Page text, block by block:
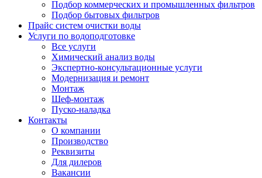
Подбор коммерческих и промышленных фильтров
Подбор бытовых фильтров
Прайс систем очистки воды
Услуги по водоподготовке
Все услуги
Химический анализ воды
Экспертно-консультационные услуги
Модернизация и ремонт
Монтаж
Шеф-монтаж
Пуско-наладка
Контакты
О компании
Производство
Реквизиты
Для дилеров
Вакансии